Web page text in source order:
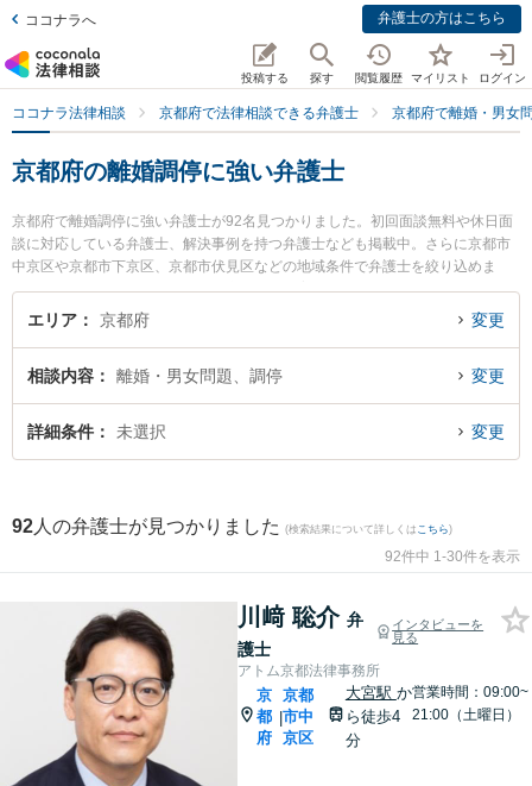
ココナラへ 弁護士の方はこちら
投稿する 探す 閲覧履歴 マイリスト ログイン
ココナラ法律相談 京都府で法律相談できる弁護士 京都府で離婚・男女
京都府の離婚調停に強い弁護士
京都府で離婚調停に強い弁護士が92名見つかりました。初回面談無料や休日面
談に対応している弁護士、解決事例を持つ弁護士なども掲載中。さらに京都市
中京区や京都市下京区、京都市伏見区などの地域条件で弁護士を絞り込めま
す。離婚・男女問題に関係する財産分与や養育費、親権等の細かな分野での絞
り込み検索もでき便利です。特にアトム京都法律事務所の川﨑 聡介弁護士や弁
す。『京都府で土日や夜間に発生した離婚調停のトラブルを今すぐに弁護士に
相談したい』『離婚調停のトラブル解決の実績豊富な近くの弁護士を検索した
い』『初回相談無料で離婚調停を法律相談できる京都府内の弁護士に相談予約
エリア 京都府 変更
相談内容 離婚・男女問題、調停 変更
詳細条件 未選択 変更
92 人の弁護士が見つかりました (検索結果について詳しくは こちら)
92件中 1-30件を表示
川﨑 聡介 弁
護士
インタビューを
見る
アトム京都法律事務所
京
都
府
|
京都
市中
京区
大宮駅 か
ら徒歩4
分
営業時間：09:00~
21:00（土曜日）